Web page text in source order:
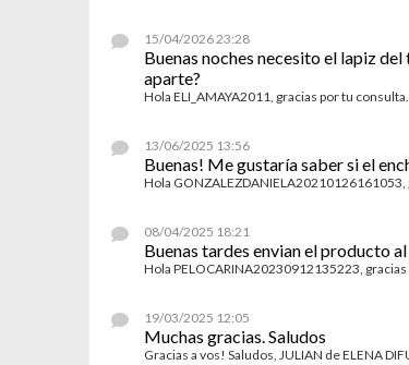
15/04/2026 23:28
Buenas noches necesito el lapiz
aparte?
Hola ELI_AMAYA2011, gracias por tu
13/06/2025 13:56
Buenas! Me gustaría saber si el
Hola GONZALEZDANIELA20210126161053,
08/04/2025 18:21
Buenas tardes envian el producto
Hola PELOCARINA20230912135223,
19/03/2025 12:05
Muchas gracias. Saludos
Gracias a vos! Saludos, JULIAN de ELENA